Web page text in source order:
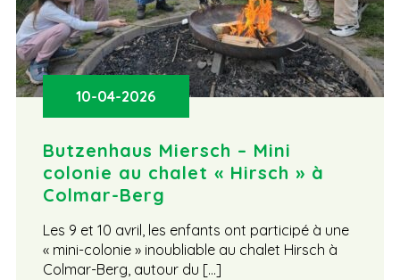
10-04-2026
Butzenhaus Miersch – Mini
colonie au chalet « Hirsch » à
Colmar-Berg
Les 9 et 10 avril, les enfants ont participé à une
« mini-colonie » inoubliable au chalet Hirsch à
Colmar-Berg, autour du […]